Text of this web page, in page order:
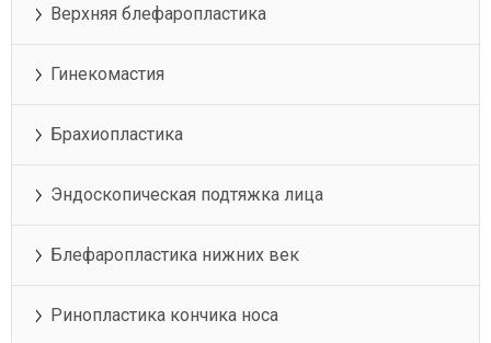
Верхняя блефаропластика
Гинекомастия
Брахиопластика
Эндоскопическая подтяжка лица
Блефаропластика нижних век
Ринопластика кончика носа